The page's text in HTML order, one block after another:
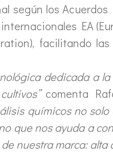
según los
EA
facilitando
dedicada a
comenta
químicos no
que nos ayuda a
nuestra marca: